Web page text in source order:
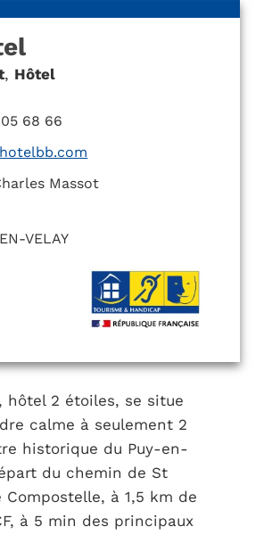
, Hôtel
68 66
Massot
VELAY
hôtel 2 étoiles, se situe
calme à seulement 2
historique du Puy-en-
du chemin de St
Compostelle, à 1,5 km de
à 5 min des principaux